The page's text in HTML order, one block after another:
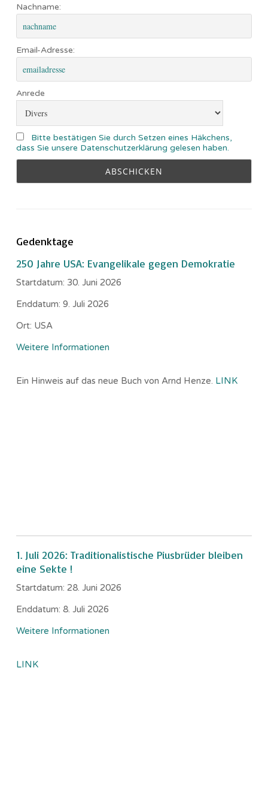
Nachname:
Email-Adresse:
Anrede
Bitte bestätigen Sie durch Setzen eines Häkchens,
dass Sie unsere Datenschutzerklärung gelesen haben.
Gedenktage
250 Jahre USA: Evangelikale gegen Demokratie
Startdatum: 30. Juni 2026
Enddatum: 9. Juli 2026
Ort: USA
Weitere Informationen
Ein Hinweis auf das neue Buch von Arnd Henze. LINK
1. Juli 2026: Traditionalistische Piusbrüder bleiben
eine Sekte !
Startdatum: 28. Juni 2026
Enddatum: 8. Juli 2026
Weitere Informationen
LINK